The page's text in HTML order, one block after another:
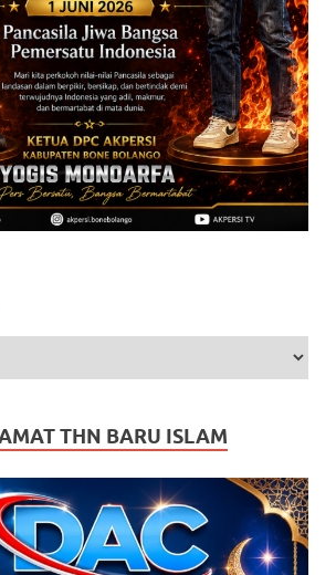
THN BARU ISLAM